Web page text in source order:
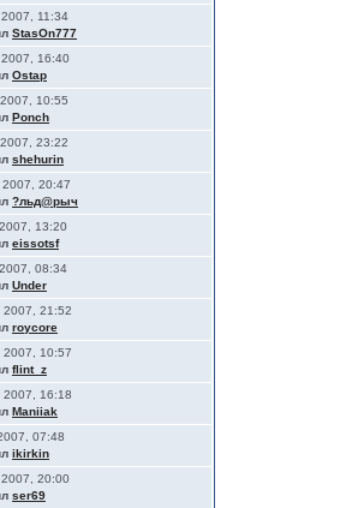
11:34
StasOn777
16:40
Ostap
10:55
Ponch
23:22
shehurin
20:47
?льд@рыч
13:20
eissotsf
08:34
Under
21:52
roycore
10:57
flint_z
16:18
Maniiak
07:48
ikirkin
20:00
ser69